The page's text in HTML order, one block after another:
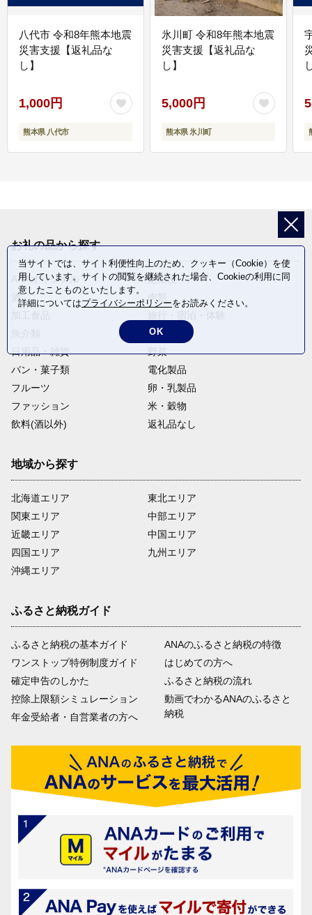
八代市 令和8年熊本地震
災害支援【返礼品な
し】
1,000円
熊本県 八代市
氷川町 令和8年熊本地震
災害支援【返礼品な
し】
5,000円
熊本県 氷川町
お礼の品から探す
ANAオリジナル
定期便
酒
肉類
麺類
日用品・雑貨
野菜
パン・菓子類
電化製品
フルーツ
卵・乳製品
ファッション
米・穀物
飲料(酒以外)
返礼品なし
地域から探す
北海道エリア
関東エリア
近畿エリア
四国エリア
沖縄エリア
東北エリア
中部エリア
中国エリア
九州エリア
ふるさと納税ガイド
ふるさと納税の基本ガイド
ワンストップ特例制度ガイド
確定申告のしかた
控除上限額シミュレーション
年金受給者・自営業者の方へ
ANAのふるさと納税の特徴
はじめての方へ
ふるさと納税の流れ
動画でわかるANAのふるさと
納税
当サイトでは、サイト利便性向上のため、クッキー（Cookie）を使
用しています。サイトの閲覧を継続された場合、Cookieの利用に同
意したことものといたします。
詳細についてはプライバシーポリシーをお読みください。
OK